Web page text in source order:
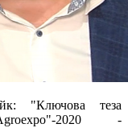
"Ключова теза
2020 -